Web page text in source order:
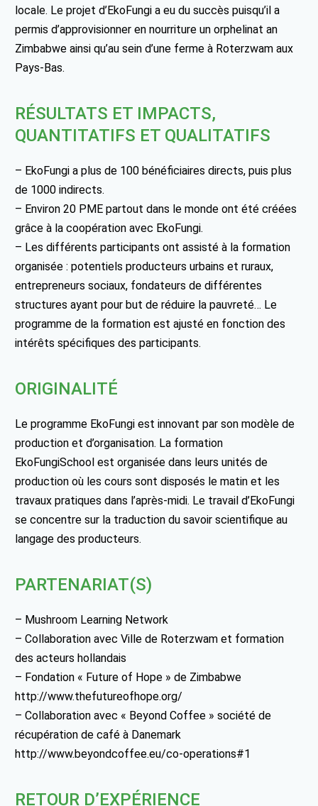
locale. Le projet d’EkoFungi a eu du succès puisqu’il a
permis d’approvisionner en nourriture un orphelinat an
Zimbabwe ainsi qu’au sein d’une ferme à Roterzwam aux
Pays-Bas.
RÉSULTATS ET IMPACTS,
QUANTITATIFS ET QUALITATIFS
– EkoFungi a plus de 100 bénéficiaires directs, puis plus
de 1000 indirects.
– Environ 20 PME partout dans le monde ont été créées
grâce à la coopération avec EkoFungi.
– Les différents participants ont assisté à la formation
organisée : potentiels producteurs urbains et ruraux,
entrepreneurs sociaux, fondateurs de différentes
structures ayant pour but de réduire la pauvreté… Le
programme de la formation est ajusté en fonction des
intérêts spécifiques des participants.
ORIGINALITÉ
Le programme EkoFungi est innovant par son modèle de
production et d’organisation. La formation
EkoFungiSchool est organisée dans leurs unités de
production où les cours sont disposés le matin et les
travaux pratiques dans l’après-midi. Le travail d’EkoFungi
se concentre sur la traduction du savoir scientifique au
langage des producteurs.
PARTENARIAT(S)
– Mushroom Learning Network
– Collaboration avec Ville de Roterzwam et formation
des acteurs hollandais
– Fondation « Future of Hope » de Zimbabwe
http://www.thefutureofhope.org/
– Collaboration avec « Beyond Coffee » société de
récupération de café à Danemark
http://www.beyondcoffee.eu/co-operations#1
RETOUR D’EXPÉRIENCE